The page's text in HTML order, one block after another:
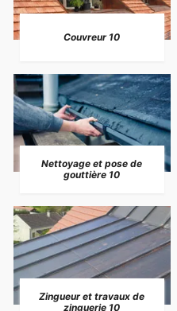
Couvreur 10
Nettoyage et pose de
gouttière 10
Zingueur et travaux de
zinguerie 10